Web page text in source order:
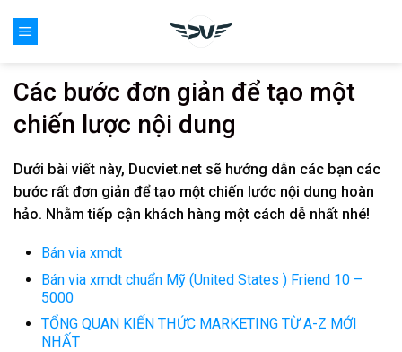
Các bước đơn giản để tạo một
chiến lược nội dung
Dưới bài viết này, Ducviet.net sẽ hướng dẫn các bạn các
bước rất đơn giản để tạo một chiến lước nội dung hoàn
hảo. Nhằm tiếp cận khách hàng một cách dễ nhất nhé!
Bán via xmdt
Bán via xmdt chuẩn Mỹ (United States ) Friend 10 –
5000
TỔNG QUAN KIẾN THỨC MARKETING TỪ A-Z MỚI
NHẤT